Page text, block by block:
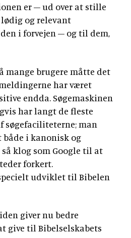
er – ud over at stille
og relevant
i forvejen – og til dem,
mange brugere måtte det
har været
endda. Søgemaskinen
har langt de fleste
søgefaciliteterne; man
i kanonisk og
klog som Google til at
forkert.
udviklet til Bibelen
giver nu bedre
give til Bibelselskabets